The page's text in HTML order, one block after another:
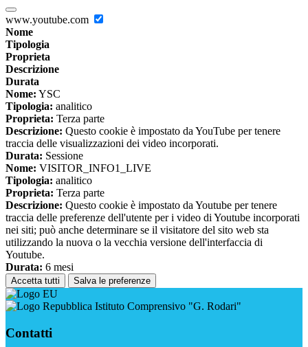
www.youtube.com
Nome
Tipologia
Proprieta
Descrizione
Durata
Nome: YSC
Tipologia: analitico
Proprieta: Terza parte
Descrizione: Questo cookie è impostato da YouTube per tenere
traccia delle visualizzazioni dei video incorporati.
Durata: Sessione
Nome: VISITOR_INFO1_LIVE
Tipologia: analitico
Proprieta: Terza parte
Descrizione: Questo cookie è impostato da Youtube per tenere
traccia delle preferenze dell'utente per i video di Youtube incorporati
nei siti; può anche determinare se il visitatore del sito web sta
utilizzando la nuova o la vecchia versione dell'interfaccia di
Youtube.
Durata: 6 mesi
Accetta tutti Salva le preferenze
Istituto Comprensivo "G. Rodari"
Contatti